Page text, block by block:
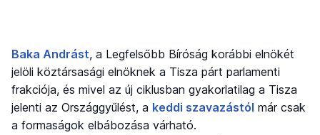
Baka Andrást, a Legfelsőbb Bíróság korábbi elnökét
jelöli köztársasági elnöknek a Tisza párt parlamenti
frakciója, és mivel az új ciklusban gyakorlatilag a Tisza
jelenti az Országgyűlést, a keddi szavazástól már csak
a formaságok elbábozása várható.